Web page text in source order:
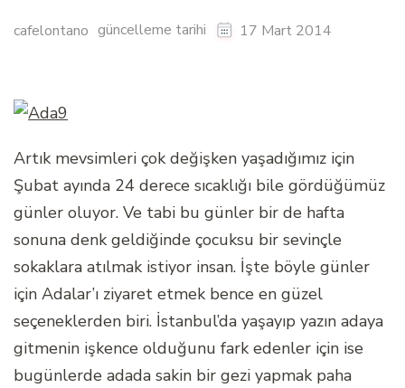
cafelontano güncelleme tarihi 17 Mart 2014
Artık mevsimleri çok değişken yaşadığımız için
Şubat ayında 24 derece sıcaklığı bile gördüğümüz
günler oluyor. Ve tabi bu günler bir de hafta
sonuna denk geldiğinde çocuksu bir sevinçle
sokaklara atılmak istiyor insan. İşte böyle günler
için Adalar’ı ziyaret etmek bence en güzel
seçeneklerden biri. İstanbul’da yaşayıp yazın adaya
gitmenin işkence olduğunu fark edenler için ise
bugünlerde adada sakin bir gezi yapmak paha